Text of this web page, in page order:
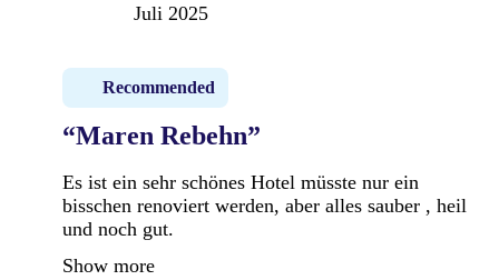
Juli 2025
Recommended
“Maren Rebehn”
Es ist ein sehr schönes Hotel müsste nur ein
bisschen renoviert werden, aber alles sauber , heil
und noch gut.
Show more